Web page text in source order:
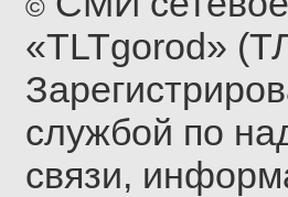
©
«TLTgorod»
службой по
связи,